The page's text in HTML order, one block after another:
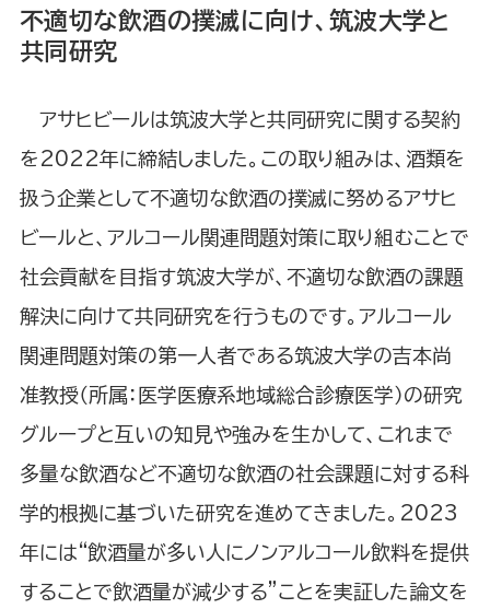
不適切な飲酒の撲滅に向け、筑波大学と
共同研究
アサヒビールは筑波大学と共同研究に関する契約
を2022年に締結しました。この取り組みは、酒類を
扱う企業として不適切な飲酒の撲滅に努めるアサヒ
ビールと、アルコール関連問題対策に取り組むことで
社会貢献を目指す筑波大学が、不適切な飲酒の課題
解決に向けて共同研究を行うものです。アルコール
関連問題対策の第一人者である筑波大学の吉本尚
准教授（所属：医学医療系地域総合診療医学）の研究
グループと互いの知見や強みを生かして、これまで
多量な飲酒など不適切な飲酒の社会課題に対する科
学的根拠に基づいた研究を進めてきました。2023
年には“飲酒量が多い人にノンアルコール飲料を提供
することで飲酒量が減少する”ことを実証した論文を